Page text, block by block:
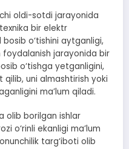
oldi-sotdi jarayonida
bir elektr
o‘tishini aytganligi,
foydalanish jarayonida bir
o‘tishga yetganligini,
uni almashtirish yoki
ma’lum qiladi.
olib borilgan ishlar
o‘rinli ekanligi ma’lum
targ‘iboti olib